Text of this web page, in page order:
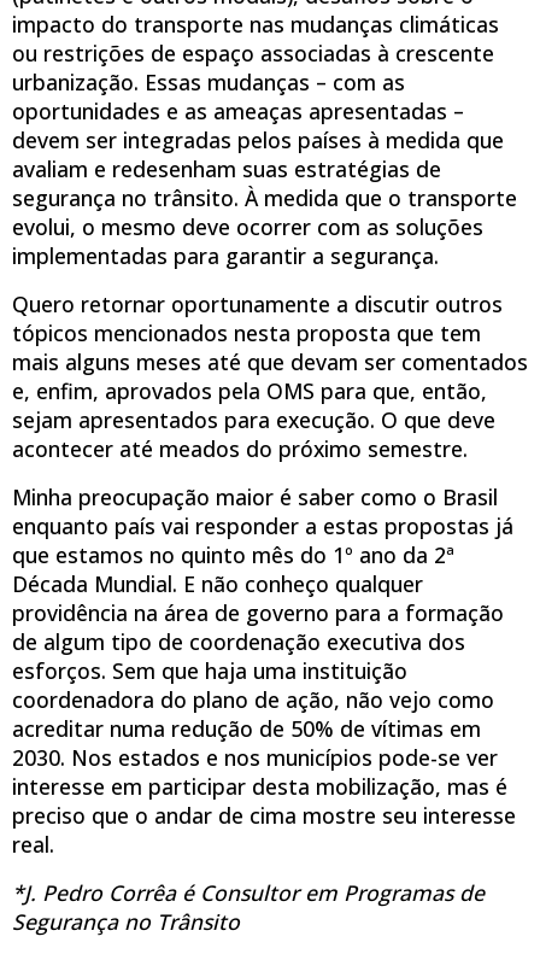
impacto do transporte nas mudanças climáticas
ou restrições de espaço associadas à crescente
urbanização. Essas mudanças – com as
oportunidades e as ameaças apresentadas –
devem ser integradas pelos países à medida que
avaliam e redesenham suas estratégias de
segurança no trânsito. À medida que o transporte
evolui, o mesmo deve ocorrer com as soluções
implementadas para garantir a segurança.
Quero retornar oportunamente a discutir outros
tópicos mencionados nesta proposta que tem
mais alguns meses até que devam ser comentados
e, enfim, aprovados pela OMS para que, então,
sejam apresentados para execução. O que deve
acontecer até meados do próximo semestre.
Minha preocupação maior é saber como o Brasil
enquanto país vai responder a estas propostas já
que estamos no quinto mês do 1º ano da 2ª
Década Mundial. E não conheço qualquer
providência na área de governo para a formação
de algum tipo de coordenação executiva dos
esforços. Sem que haja uma instituição
coordenadora do plano de ação, não vejo como
acreditar numa redução de 50% de vítimas em
2030. Nos estados e nos municípios pode-se ver
interesse em participar desta mobilização, mas é
preciso que o andar de cima mostre seu interesse
real.
*J. Pedro Corrêa é Consultor em Programas de
Segurança no Trânsito